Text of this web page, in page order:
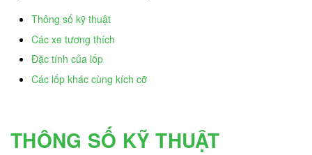
Thông số kỹ thuật
Các xe tương thích
Đặc tính của lốp
Các lốp khác cùng kích cỡ
THÔNG SỐ KỸ THUẬT